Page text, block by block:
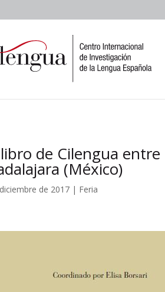
de Cilengua
(México)
de 2017 | Feria